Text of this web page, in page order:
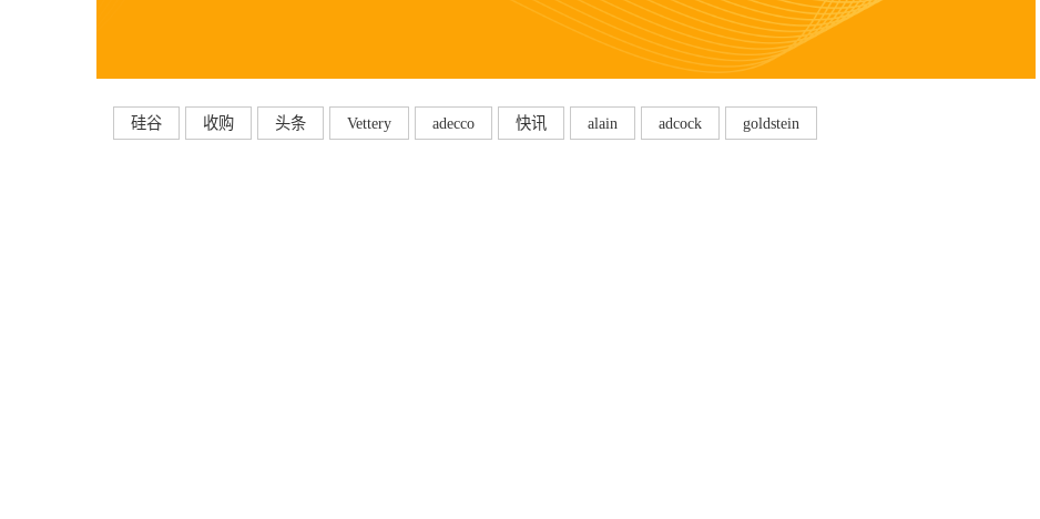
硅谷 收购 头条 Vettery adecco 快讯 alain adcock goldstein